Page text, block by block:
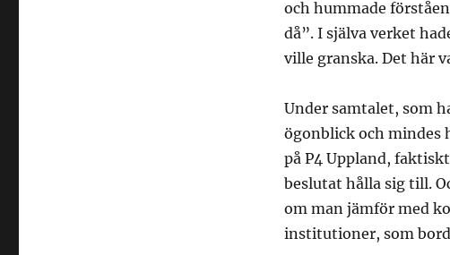
och hummade
då”. I själva verket
ville granska. Det här
Under samtalet, som
ögonblick och mindes
på P4 Uppland,
beslutat hålla sig till.
om man jämför med
institutioner, som